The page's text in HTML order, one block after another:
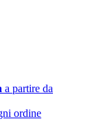
a partire da
ordine